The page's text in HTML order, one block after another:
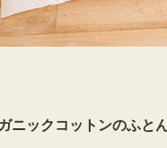
ニックコットンのふと